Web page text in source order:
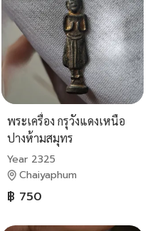
พระเครื่อง กรุวังแดงเหนือ
ปางห้ามสมุทร
Year 2325
Chaiyaphum
฿ 750